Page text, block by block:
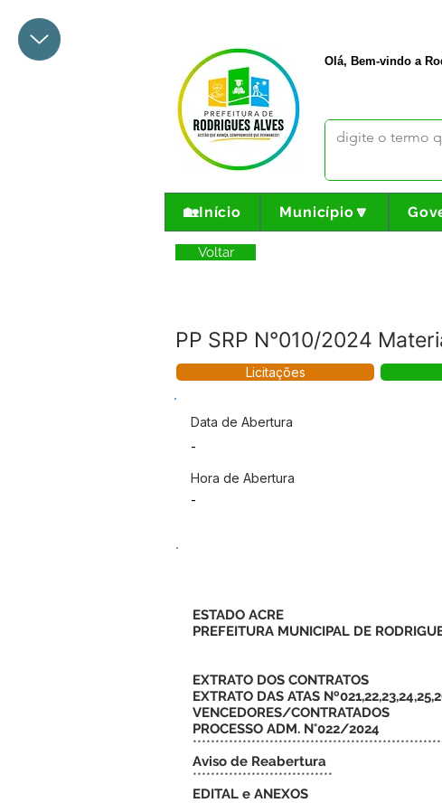
Olá, Bem-vindo a
🏡Início Município🔽
Voltar
PP SRP N°010/2024
Licitações
Data de Abertura
-
Hora de Abertura
-
ESTADO ACRE
PREFEITURA MUNICIPAL DE
EXTRATO DOS CONTRATOS
EXTRATO DAS ATAS
VENCEDORES/CONTRATADOS
PROCESSO ADM. N°022/2024
Aviso de Reabertura
*******************************
EDITAL e ANEXOS